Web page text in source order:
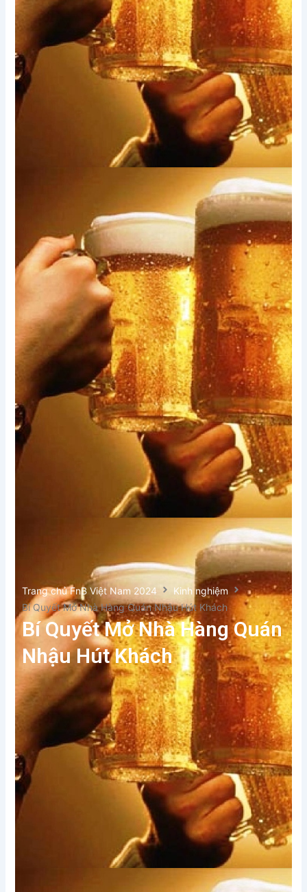
Xem thêm
Trang chủ FnB Việt Nam 2024
Kinh nghiệm
Bí Quyết Mở Nhà Hàng Quán Nhậu Hút Khách
Bí Quyết Mở Nhà Hàng Quán
Nhậu Hút Khách